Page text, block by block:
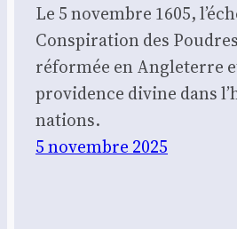
Le 5 novembre 1605,
Conspiration des
réformée en Angleterre
providence divine dans
nations.
5 novembre 2025